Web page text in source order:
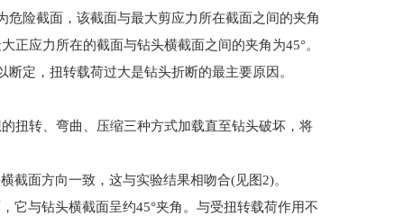
险截面，该截面与最大剪应力所在截面之间的夹角
正应力所在的截面与钻头横截面之间的夹角为45°。
定，扭转载荷过大是钻头折断的最主要原因。
扭转、弯曲、压缩三种方式加载直至钻头破坏，将
截面方向一致，这与实验结果相吻合(见图2)。
它与钻头横截面呈约45°夹角。与受扭转载荷作用不